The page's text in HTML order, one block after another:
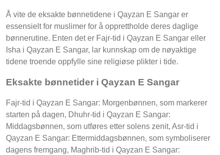
Å vite de eksakte bønnetidene i Qayzan E Sangar er
essensielt for muslimer for å opprettholde deres daglige
bønnerutine. Enten det er Fajr-tid i Qayzan E Sangar eller
Isha i Qayzan E Sangar, lar kunnskap om de nøyaktige
tidene troende oppfylle sine religiøse plikter i tide.
Eksakte bønnetider i Qayzan E Sangar
Fajr-tid i Qayzan E Sangar: Morgenbønnen, som markerer
starten på dagen, Dhuhr-tid i Qayzan E Sangar:
Middagsbønnen, som utføres etter solens zenit, Asr-tid i
Qayzan E Sangar: Ettermiddagsbønnen, som symboliserer
dagens fremgang, Maghrib-tid i Qayzan E Sangar: